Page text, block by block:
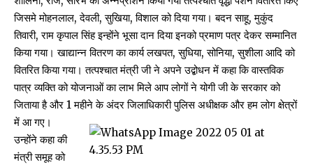
जिसमे मोहनलाल, देवली, सुखिया, विशाल को दिया गया। बदन साहू, मुकुंद
तिवारी, राम कृपाल सिंह इन्होंने भूसा दान दिया इनको प्रमाण पत्र देकर सम्मानित
किया गया। खाद्यान्न वितरण का कार्य लखपत, सुधिया, सोनिया, सुशीला आदि को
वितरित किया गया। तत्पश्चात मंत्री जी ने अपने उद्बोधन में कहा कि वास्तविक
पात्र व्यक्ति को योजनाओं का लाभ मिले आप लोगों ने योगी जी के सरकार को
जिताया है और 1 महीने के अंदर जिलाधिकारी पुलिस अधीक्षक और हम लोग क्षेत्रों
में आ गए।
उन्होंने कहा की
मंत्री समूह को